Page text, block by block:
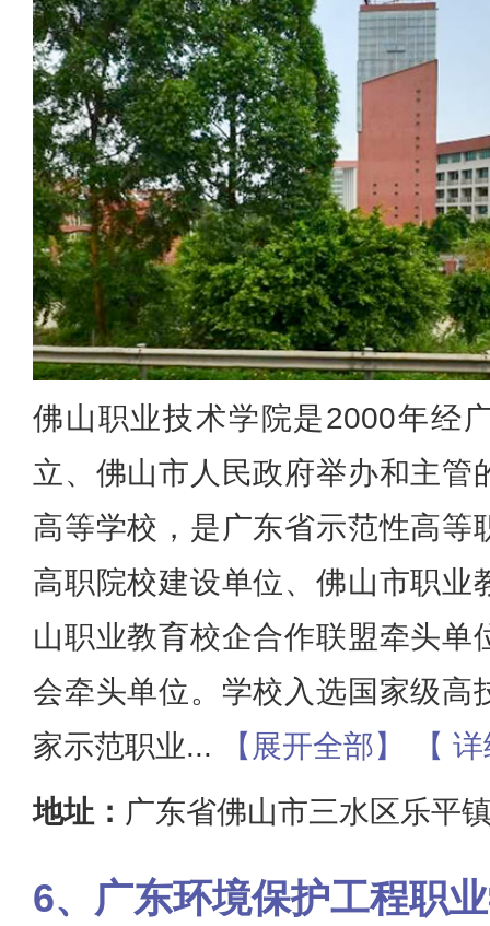
佛山职业技术学院是2000年经
立、佛山市人民政府举办和主管
高等学校，是广东省示范性高等
高职院校建设单位、佛山市职业
山职业教育校企合作联盟牵头单
会牵头单位。学校入选国家级高
家示范职业... 【展开全部】
【
地址： 广东省佛山市三水区乐平
广东环境保护工程职